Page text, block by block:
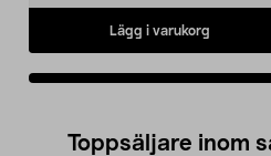
Lägg i varukorg
Toppsäljare inom